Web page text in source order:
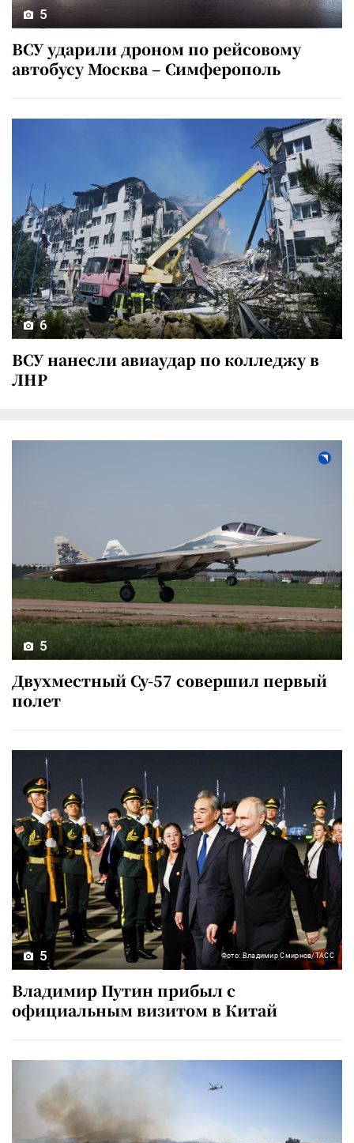
5
ВСУ ударили дроном по рейсовому
автобусу Москва – Симферополь
6
ВСУ нанесли авиаудар по колледжу в
ЛНР
5
Двухместный Су-57 совершил первый
полет
5 Фото: Владимир Смирнов/ТАСС
Владимир Путин прибыл с
официальным визитом в Китай